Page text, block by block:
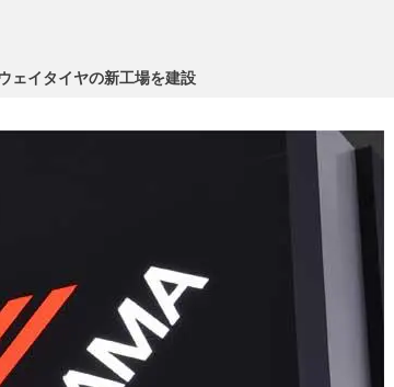
ェイタイヤの新工場を建設